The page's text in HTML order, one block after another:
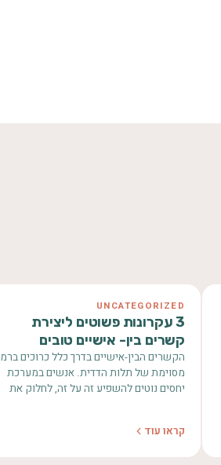
UNCATEGORIZED
3 עקרונות פשוטים ליצירת
קשרים בין- אישיים טובים
הקשרים הבין-אישיים בדרך כלל כרוכים
מסוימת של תלות הדדית. אנשים במערכת
יחסים נוטים להשפיע זה על זה, לחלוק את
קראו עוד